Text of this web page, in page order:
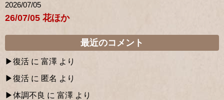
2026/07/05
26/07/05 花ほか
最近のコメント
復活 に 富澤 より
復活 に 匿名 より
体調不良 に 富澤 より